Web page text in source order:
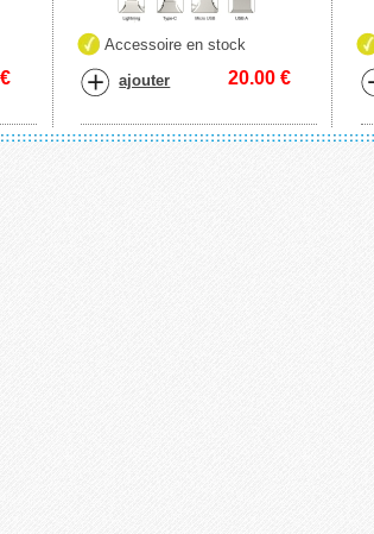
€
Accessoire en stock
ajouter 20.00€